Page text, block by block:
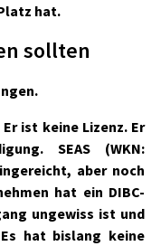
hat.
sollten
ist keine Lizenz. Er
SEAS
(WKN:
aber noch
hat ein DIBC-
ungewiss ist und
hat bislang keine